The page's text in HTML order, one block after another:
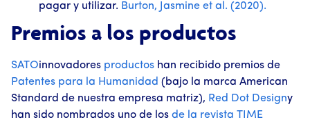
pagar y utilizar. Burton, Jasmine et al. (2020).
Premios a los productos
SATOinnovadores productos han recibido premios de
Patentes para la Humanidad (bajo la marca American
Standard de nuestra empresa matriz), Red Dot Designy
han sido nombrados uno de los de la revista TIME